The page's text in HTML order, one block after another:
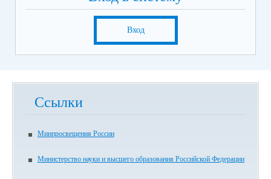
Вход
Ссылки
Минпросвещения России
Министерство науки и высшего образования Российской Федерации